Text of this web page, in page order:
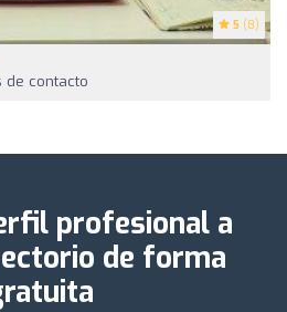
5 (8)
de contacto
profesional a
de forma